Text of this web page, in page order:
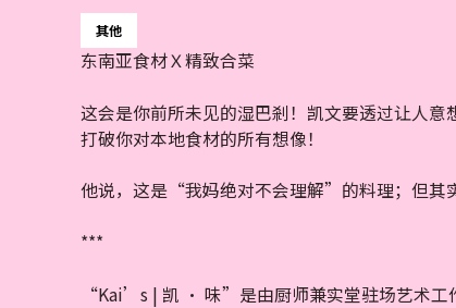
其他
东南亚食材Ｘ精致合菜
这会是你前所未见的湿巴剎！凯文要透过让人意
打破你对本地食材的所有想像！
他说，这是“我妈绝对不会理解”的料理；但其
***
“Kai’s | 凯 · 味”是由厨师兼实堂驻场艺术工